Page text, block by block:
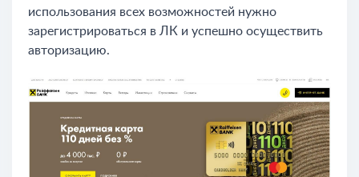
использования всех возможностей нужно
зарегистрироваться в ЛК и успешно осуществить
авторизацию.